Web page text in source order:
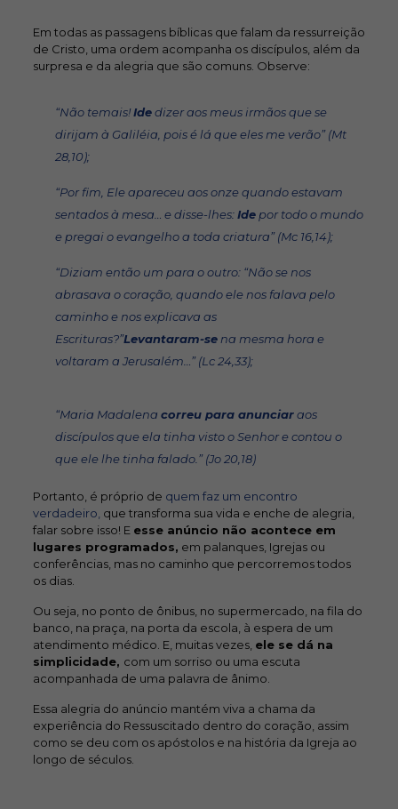
Em todas as passagens bíblicas que falam da ressurreição
de Cristo, uma ordem acompanha os discípulos, além da
surpresa e da alegria que são comuns. Observe:
“Não temais!Idedizer aos meus irmãos que se
dirijam à Galiléia, pois é lá que eles me verão” (Mt
28,10);
“Por fim, Ele apareceu aos onze quando estavam
sentados à mesa… e disse-lhes:Idepor todo o mundo
e pregai o evangelho a toda criatura” (Mc 16,14);
“Diziam então um para o outro: “Não se nos
abrasava o coração, quando ele nos falava pelo
caminho e nos explicava as
Escrituras?”Levantaram-sena mesma hora e
voltaram a Jerusalém…” (Lc 24,33);
“Maria Madalena correu para anunciaraos
discípulos que ela tinha visto o Senhor e contou o
que ele lhe tinha falado.” (Jo 20,18)
Portanto, é próprio de quem faz um encontro
verdadeiro, que transforma sua vida e enche de alegria,
falar sobre isso! E esse anúncio não acontece em
lugares programados, em palanques, Igrejas ou
conferências, mas no caminho que percorremos todos
os dias.
Ou seja, no ponto de ônibus, no supermercado, na fila do
banco, na praça, na porta da escola, à espera de um
atendimento médico. E, muitas vezes, ele se dá na
simplicidade, com um sorriso ou uma escuta
acompanhada de uma palavra de ânimo.
Essa alegria do anúncio mantém viva a chama da
experiência do Ressuscitado dentro do coração, assim
como se deu com os apóstolos e na história da Igreja ao
longo de séculos.